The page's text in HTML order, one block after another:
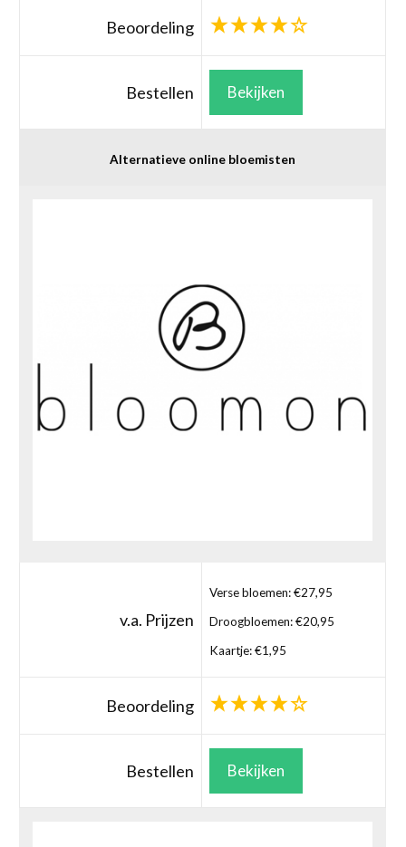
Beoordeling
Bestellen Bekijken
Alternatieve online bloemisten
v.a. Prijzen
Verse bloemen: €27,95
Droogbloemen: €20,95
Kaartje: €1,95
Beoordeling
Bestellen Bekijken